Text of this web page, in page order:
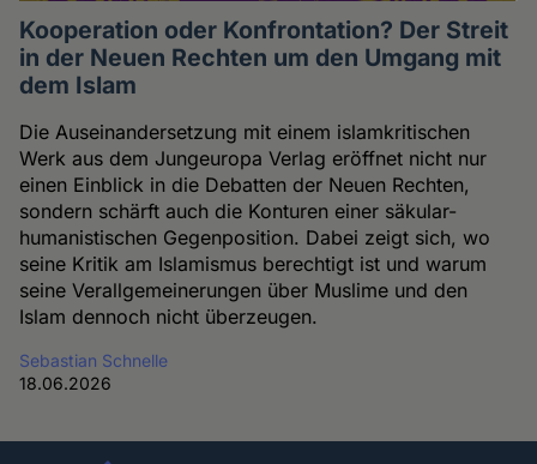
Kooperation oder Konfrontation? Der Streit
in der Neuen Rechten um den Umgang mit
dem Islam
Die Auseinandersetzung mit einem islamkritischen
Werk aus dem Jungeuropa Verlag eröffnet nicht nur
einen Einblick in die Debatten der Neuen Rechten,
sondern schärft auch die Konturen einer säkular-
humanistischen Gegenposition. Dabei zeigt sich, wo
seine Kritik am Islamismus berechtigt ist und warum
seine Verallgemeinerungen über Muslime und den
Islam dennoch nicht überzeugen.
Sebastian Schnelle
18.06.2026